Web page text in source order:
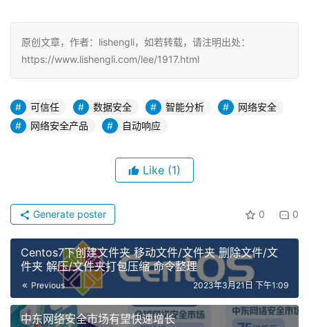
原创文章，作者：lishengli，如若转载，请注明出处：
https://www.lishengli.com/lee/1917.html
可信任 数据安全 智能分析
网络安全
网络安全产品
自动响应
Like (1)
0 0
Generate poster
Centos7下创建文件夹 移动文件/文件夹 删除文件/文
件夹 解压/文件夹打包压缩 命令整理
Previous 2023年3月21日 下午1:09
中东网络安全市场有望快速增长